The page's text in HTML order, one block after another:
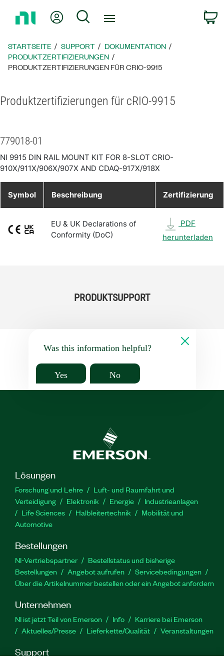
zur
Mein KontoSuche
STARTSEITE SUPPORT
DOKUMENTATION
PRODUKTZERTIFIZIERUNGEN
PRODUKTZERTIFIZIERUNGEN FÜR CRIO-9915
Produktzertifizierungen für cRIO-9915
779018-01
NI 9915 DIN RAIL MOUNT KIT FOR 8-SLOT CRIO-
910X/911X/906X/907X AND CDAQ-917X/918X
Symbol Beschreibung Zertifizierung
EU & UK Declarations of
Conformity (DoC)
PDF
herunterladen
PRODUKTSUPPORT
Was this information helpful?
Yes No
Lösungen
Forschung und Lehre
Luft- und Raumfahrt und
Verteidigung
Elektronik Energie
Industrieanlagen
Life Sciences
Halbleitertechnik
Mobilität und
Automotive
Bestellungen
NI-Vertriebspartner
Bestellstatus und bisherige
Bestellungen
Angebot aufrufen
Servicebedingungen
Über die Artikelnummer bestellen oder ein Angebot anfordern
Unternehmen
NI ist jetzt Teil von Emerson Info
Karriere bei Emerson
Aktuelles/Presse
Lieferkette/Qualität Veranstaltungen
Support